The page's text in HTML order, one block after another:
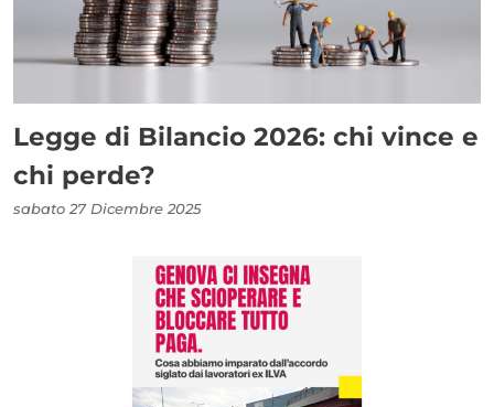
Legge di Bilancio 2026: chi vince e
chi perde?
sabato 27 Dicembre 2025